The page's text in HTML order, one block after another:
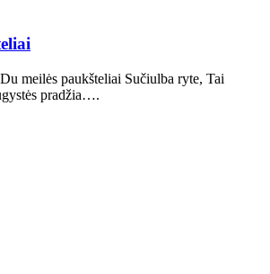
meilės paukšteliai Sučiulba ryte, Tai
pradžia….